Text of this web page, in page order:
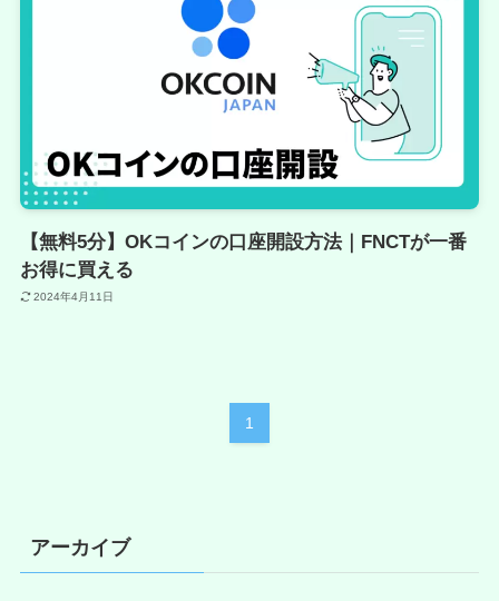
【無料5分】OKコインの口座開設方法｜FNCTが一番
お得に買える
2024年4月11日
1
アーカイブ